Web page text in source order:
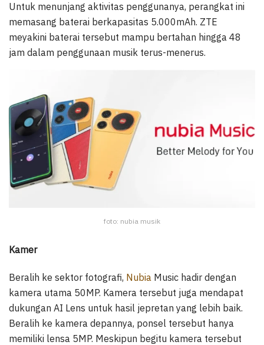
Untuk menunjang aktivitas penggunanya, perangkat ini
memasang baterai berkapasitas 5.000mAh. ZTE
meyakini baterai tersebut mampu bertahan hingga 48
jam dalam penggunaan musik terus-menerus.
foto: nubia musik
Kamer
Beralih ke sektor fotografi, Nubia Music hadir dengan
kamera utama 50MP. Kamera tersebut juga mendapat
dukungan AI Lens untuk hasil jepretan yang lebih baik.
Beralih ke kamera depannya, ponsel tersebut hanya
memiliki lensa 5MP. Meskipun begitu kamera tersebut